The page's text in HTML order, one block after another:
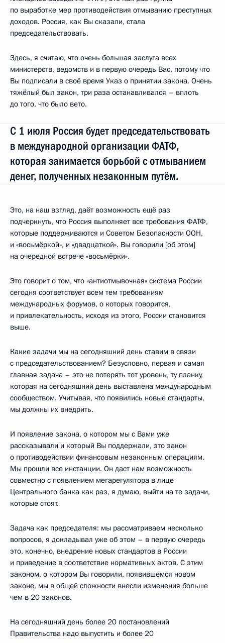
по выработке мер противодействия отмыванию преступных
доходов. Россия, как Вы сказали, стала
председательствовать.
Здесь, я считаю, что очень большая заслуга всех
министерств, ведомств и в первую очередь Вас, потому что
Вы подписали в своё время Указ о принятии закона. Очень
тяжёлый был закон, три раза останавливался – вплоть
до того, что было вето.
С 1 июля Россия будет председательствовать
в международной организации ФАТФ,
которая занимается борьбой с отмыванием
денег, полученных незаконным путём.
Это, на наш взгляд, даёт возможность ещё раз
подчеркнуть, что Россия выполняет все требования ФАТФ,
которые поддерживаются и Советом Безопасности ООН,
и «восьмёркой», и «двадцаткой». Вы говорили [об этом]
на очередной встрече «восьмёрки».
Это говорит о том, что «антиотмывочная» система России
сегодня соответствует всем тем требованиям
международных форумов, о которых говорится,
и привлекательность, исходя из этого, России становится
выше.
Какие задачи мы на сегодняшний день ставим в связи
с председательствованием? Безусловно, первая и самая
главная задача – это не потерять тот уровень, ту планку,
которая на сегодняшний день выставлена международным
сообществом. Учитывая, что появились новые стандарты,
мы должны их внедрить.
И появление закона, о котором мы с Вами уже
рассказывали и который Вы поддержали, это закон
о противодействии финансовым незаконным операциям.
Мы прошли все инстанции. Он даст нам возможность
совместно с появлением мегарегулятора в лице
Центрального банка как раз, я думаю, выйти на те задачи,
которые стоят.
Задача как председателя: мы рассматриваем несколько
вопросов, я докладывал уже об этом – в первую очередь
это, конечно, внедрение новых стандартов в России
и приведение в соответствие нормативных актов. С этим
законом, о котором Вы говорили, появившемся новом
законе, мы в общей сложности внесли изменения больше
чем в 20 законов.
На сегодняшний день более 20 постановлений
Правительства надо выпустить и более 20